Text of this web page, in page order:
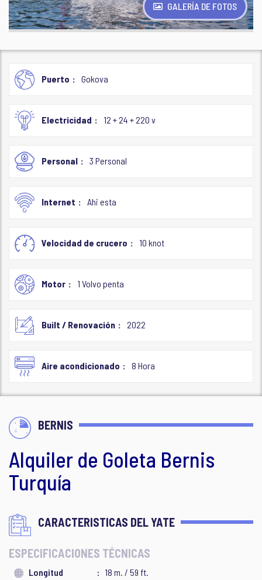
GALERÍA DE FOTOS
Puerto Gokova
Electricidad 12 + 24 + 220 v
Personal 3 Personal
Internet Ahi esta
Velocidad de crucero 10 knot
Motor 1 Volvo penta
Built / Renovación 2022
Aire acondicionado 8 Hora
BERNIS
Alquiler de Goleta Bernis
Turquía
CARACTERISTICAS DEL YATE
ESPECIFICACIONES TÉCNICAS
Longitud
18 m. / 59 ft.